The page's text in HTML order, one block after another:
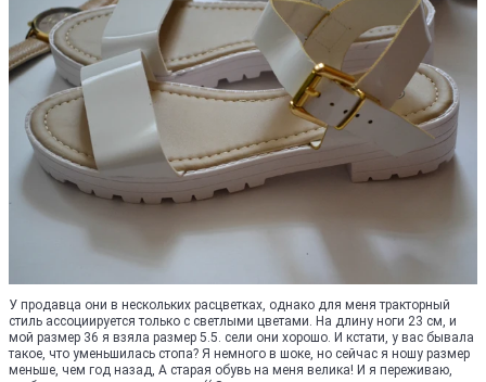
У продавца они в нескольких расцветках, однако для меня тракторный
стиль ассоциируется только с светлыми цветами. На длину ноги 23 см, и
мой размер 36 я взяла размер 5.5. сели они хорошо. И кстати, у вас бывала
такое, что уменьшилась стопа? Я немного в шоке, но сейчас я ношу размер
меньше, чем год назад, А старая обувь на меня велика! И я переживаю,